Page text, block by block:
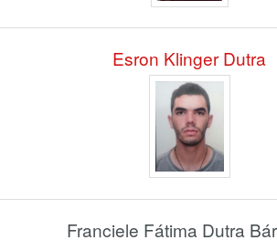
Esron Klinger Dutra
Franciele Fátima Dutra